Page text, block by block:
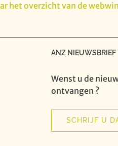
lied
het overzicht van de
ANZ NIEUWSBRIEF
Wenst u de
ontvangen ?
SCHRIJF U